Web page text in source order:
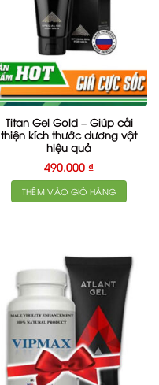
Titan Gel Gold – Giúp cải
thiện kích thước dương vật
hiệu quả
490.000 ₫
THÊM VÀO GIỎ HÀNG